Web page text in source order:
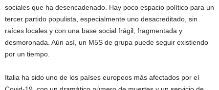
sociales que ha desencadenado. Hay poco espacio político para un
tercer partido populista, especialmente uno desacreditado, sin
raíces locales y con una base social frágil, fragmentada y
desmoronada. Aún así, un M5S de grupa puede seguir existiendo
por un tiempo.
Italia ha sido uno de los países europeos más afectados por el